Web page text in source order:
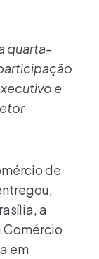
quarta-
e
de
a
Comércio
em